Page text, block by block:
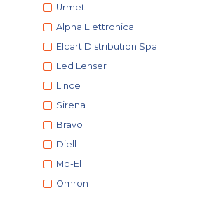
Urmet
Alpha Elettronica
Elcart Distribution Spa
Led Lenser
Lince
Sirena
Bravo
Diell
Mo-El
Omron